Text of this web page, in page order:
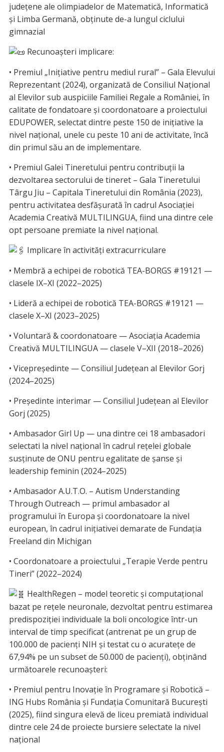
județene ale olimpiadelor de Matematică, Informatică
și Limba Germană, obținute de-a lungul ciclului
gimnazial
Recunoașteri implicare:
• Premiul „Inițiative pentru mediul rural” – Gala Elevului
Reprezentant (2024), organizată de Consiliul Național
al Elevilor sub auspiciile Familiei Regale a României, în
calitate de fondatoare și coordonatoare a proiectului
EDUPOWER, selectat dintre peste 150 de inițiative la
nivel național, unele cu peste 10 ani de activitate, încă
din primul său an de implementare.
• Premiul Galei Tineretului pentru contribuții la
dezvoltarea sectorului de tineret – Gala Tineretului
Târgu Jiu – Capitala Tineretului din România (2023),
pentru activitatea desfășurată în cadrul Asociației
Academia Creativă MULTILINGUA, fiind una dintre cele
opt persoane premiate la nivel național.
Implicare în activități extracurriculare
• Membră a echipei de robotică TEA-BORGS #19121 —
clasele IX–XI (2022–2025)
• Lideră a echipei de robotică TEA-BORGS #19121 —
clasele X–XI (2023–2025)
• Voluntară & coordonatoare — Asociația Academia
Creativă MULTILINGUA — clasele V–XII (2018–2026)
• Vicepreședinte — Consiliul Județean al Elevilor Gorj
(2024–2025)
• Președinte interimar — Consiliul Județean al Elevilor
Gorj (2025)
• Ambasador Girl Up — una dintre cei 18 ambasadori
selectati la nivel național în cadrul rețelei globale
susținute de ONU pentru egalitate de șanse și
leadership feminin (2024–2025)
• Ambasador A.U.T.O. – Autism Understanding
Through Outreach — primul ambasador al
programului în Europa și coordonatoare la nivel
european, în cadrul inițiativei demarate de Fundația
Freeland din Michigan
• Coordonatoare a proiectului „Terapie Verde pentru
Tineri” (2022–2024)
HealthRegen – model teoretic și computațional
bazat pe rețele neuronale, dezvoltat pentru estimarea
predispoziției individuale la boli oncologice într-un
interval de timp specificat (antrenat pe un grup de
100.000 de pacienți NIH și testat cu o acuratețe de
67,94% pe un subset de 50.000 de pacienți), obținând
următoarele recunoașteri:
• Premiul pentru Inovație în Programare și Robotică –
ING Hubs România și Fundația Comunitară București
(2025), fiind singura elevă de liceu premiată individual
dintre cele 24 de proiecte bursiere selectate la nivel
național